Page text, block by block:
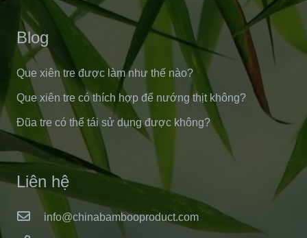
Blog
Que xiên tre được làm như thế nào?
Que xiên tre có thích hợp để nướng thịt không?
Đũa tre có thể tái sử dụng được không?
Liên hệ
info@chinabambooproduct.com